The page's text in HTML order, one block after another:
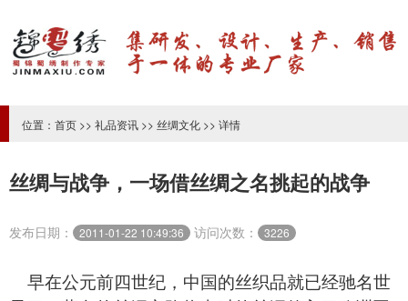
位置： 首页 >> 礼品资讯 >> 丝绸文化 >> 详情
丝绸与战争，一场借丝绸之名挑起的战争
发布日期： 2011-01-22 10:49:36 访问次数： 3226
早在公元前四世纪，中国的丝织品就已经驰名世